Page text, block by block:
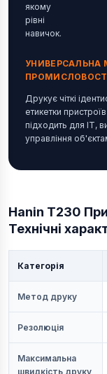
якому
рівні
навичок.
УНИВЕРСАЛЬНА
Друкує чіткі
етикетки
підходить для ІТ,
управління
Hanin T230
Технічні
Категорія
Метод друку
Резолюція
Максимальна
швидкість друку